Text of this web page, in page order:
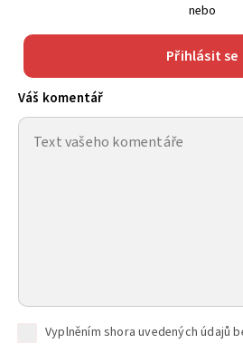
nebo
Přihlásit se
Váš komentář